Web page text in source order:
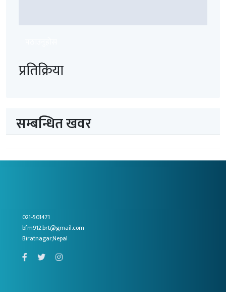
प्रतिक्रिया
सम्बन्धित खवर
021-501471
bfm912.brt@gmail.com
Biratnagar,Nepal